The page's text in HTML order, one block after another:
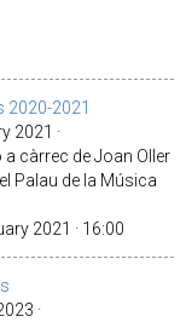
2020-2021
2021 ·
càrrec de Joan Oller
Palau de la Música
2021 · 16:00
·